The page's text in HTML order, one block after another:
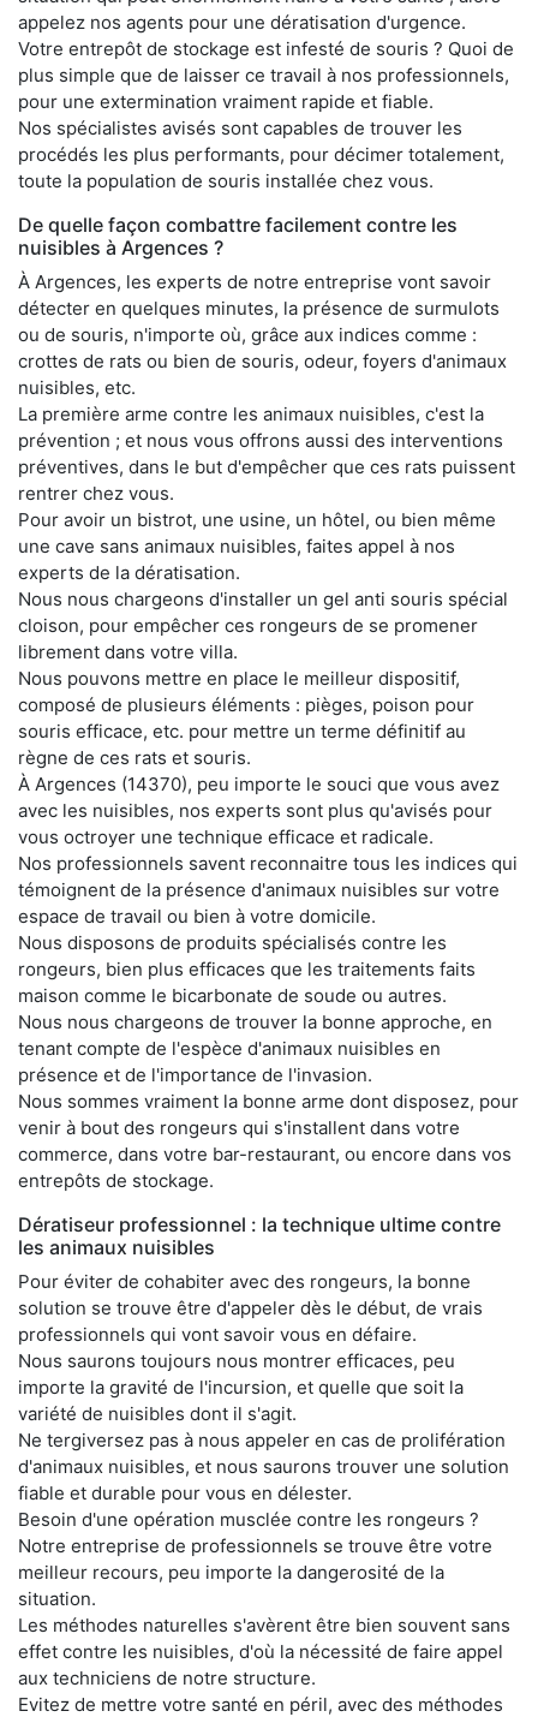
appelez nos agents pour une dératisation d'urgence.
Votre entrepôt de stockage est infesté de souris ? Quoi de
plus simple que de laisser ce travail à nos professionnels,
pour une extermination vraiment rapide et fiable.
Nos spécialistes avisés sont capables de trouver les
procédés les plus performants, pour décimer totalement,
toute la population de souris installée chez vous.
De quelle façon combattre facilement contre les
nuisibles à Argences ?
À Argences, les experts de notre entreprise vont savoir
détecter en quelques minutes, la présence de surmulots
ou de souris, n'importe où, grâce aux indices comme :
crottes de rats ou bien de souris, odeur, foyers d'animaux
nuisibles, etc.
La première arme contre les animaux nuisibles, c'est la
prévention ; et nous vous offrons aussi des interventions
préventives, dans le but d'empêcher que ces rats puissent
rentrer chez vous.
Pour avoir un bistrot, une usine, un hôtel, ou bien même
une cave sans animaux nuisibles, faites appel à nos
experts de la dératisation.
Nous nous chargeons d'installer un gel anti souris spécial
cloison, pour empêcher ces rongeurs de se promener
librement dans votre villa.
Nous pouvons mettre en place le meilleur dispositif,
composé de plusieurs éléments : pièges, poison pour
souris efficace, etc. pour mettre un terme définitif au
règne de ces rats et souris.
À Argences (14370), peu importe le souci que vous avez
avec les nuisibles, nos experts sont plus qu'avisés pour
vous octroyer une technique efficace et radicale.
Nos professionnels savent reconnaitre tous les indices qui
témoignent de la présence d'animaux nuisibles sur votre
espace de travail ou bien à votre domicile.
Nous disposons de produits spécialisés contre les
rongeurs, bien plus efficaces que les traitements faits
maison comme le bicarbonate de soude ou autres.
Nous nous chargeons de trouver la bonne approche, en
tenant compte de l'espèce d'animaux nuisibles en
présence et de l'importance de l'invasion.
Nous sommes vraiment la bonne arme dont disposez, pour
venir à bout des rongeurs qui s'installent dans votre
commerce, dans votre bar-restaurant, ou encore dans vos
entrepôts de stockage.
Dératiseur professionnel : la technique ultime contre
les animaux nuisibles
Pour éviter de cohabiter avec des rongeurs, la bonne
solution se trouve être d'appeler dès le début, de vrais
professionnels qui vont savoir vous en défaire.
Nous saurons toujours nous montrer efficaces, peu
importe la gravité de l'incursion, et quelle que soit la
variété de nuisibles dont il s'agit.
Ne tergiversez pas à nous appeler en cas de prolifération
d'animaux nuisibles, et nous saurons trouver une solution
fiable et durable pour vous en délester.
Besoin d'une opération musclée contre les rongeurs ?
Notre entreprise de professionnels se trouve être votre
meilleur recours, peu importe la dangerosité de la
situation.
Les méthodes naturelles s'avèrent être bien souvent sans
effet contre les nuisibles, d'où la nécessité de faire appel
aux techniciens de notre structure.
Evitez de mettre votre santé en péril, avec des méthodes